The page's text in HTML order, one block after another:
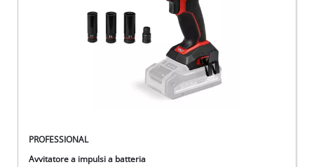
PROFESSIONAL
Avvitatore a impulsi a batteria